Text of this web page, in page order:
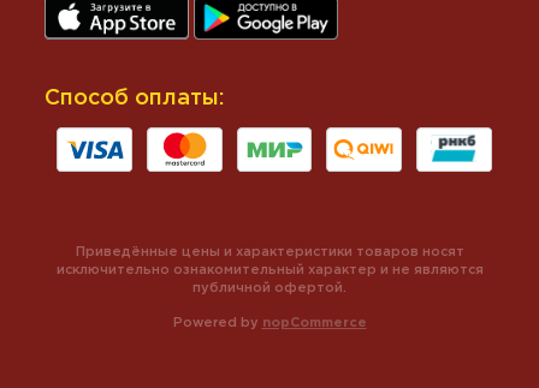
Способ оплаты:
Powered by nopCommerce
Приведённые цены и характеристики товаров носят
исключительно ознакомительный характер и не являются
публичной офертой.